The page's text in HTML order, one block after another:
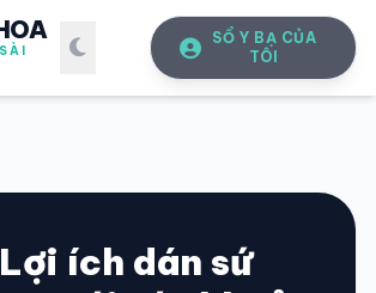
SỔ Y BẠ CỦA
TÔI
ích dán sứ